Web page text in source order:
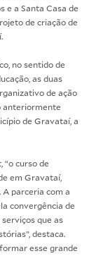
e a Santa Casa de
de criação de
no sentido de
as duas
de ação
anteriormente
de Gravataí, a
“o curso de
em Gravataí,
parceria com a
convergência de
que as
destaca.
esse grande